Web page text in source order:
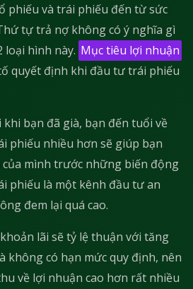
phiếu và trái phiếu đến từ sức
tự trả nợ không có ý nghĩa gì
loại hình này. Mục tiêu lợi nhuận
quyết định khi đầu tư trái phiếu
khi bạn đã già, bạn đến tuổi về
phiếu nhiều hơn sẽ giúp bạn
của mình trước những biến động
phiếu là một kênh đầu tư an
đem lại quá cao.
lãi sẽ tỷ lệ thuận với tăng
không có hạn mức quy định, nên
về lợi nhuận cao hơn rất nhiều